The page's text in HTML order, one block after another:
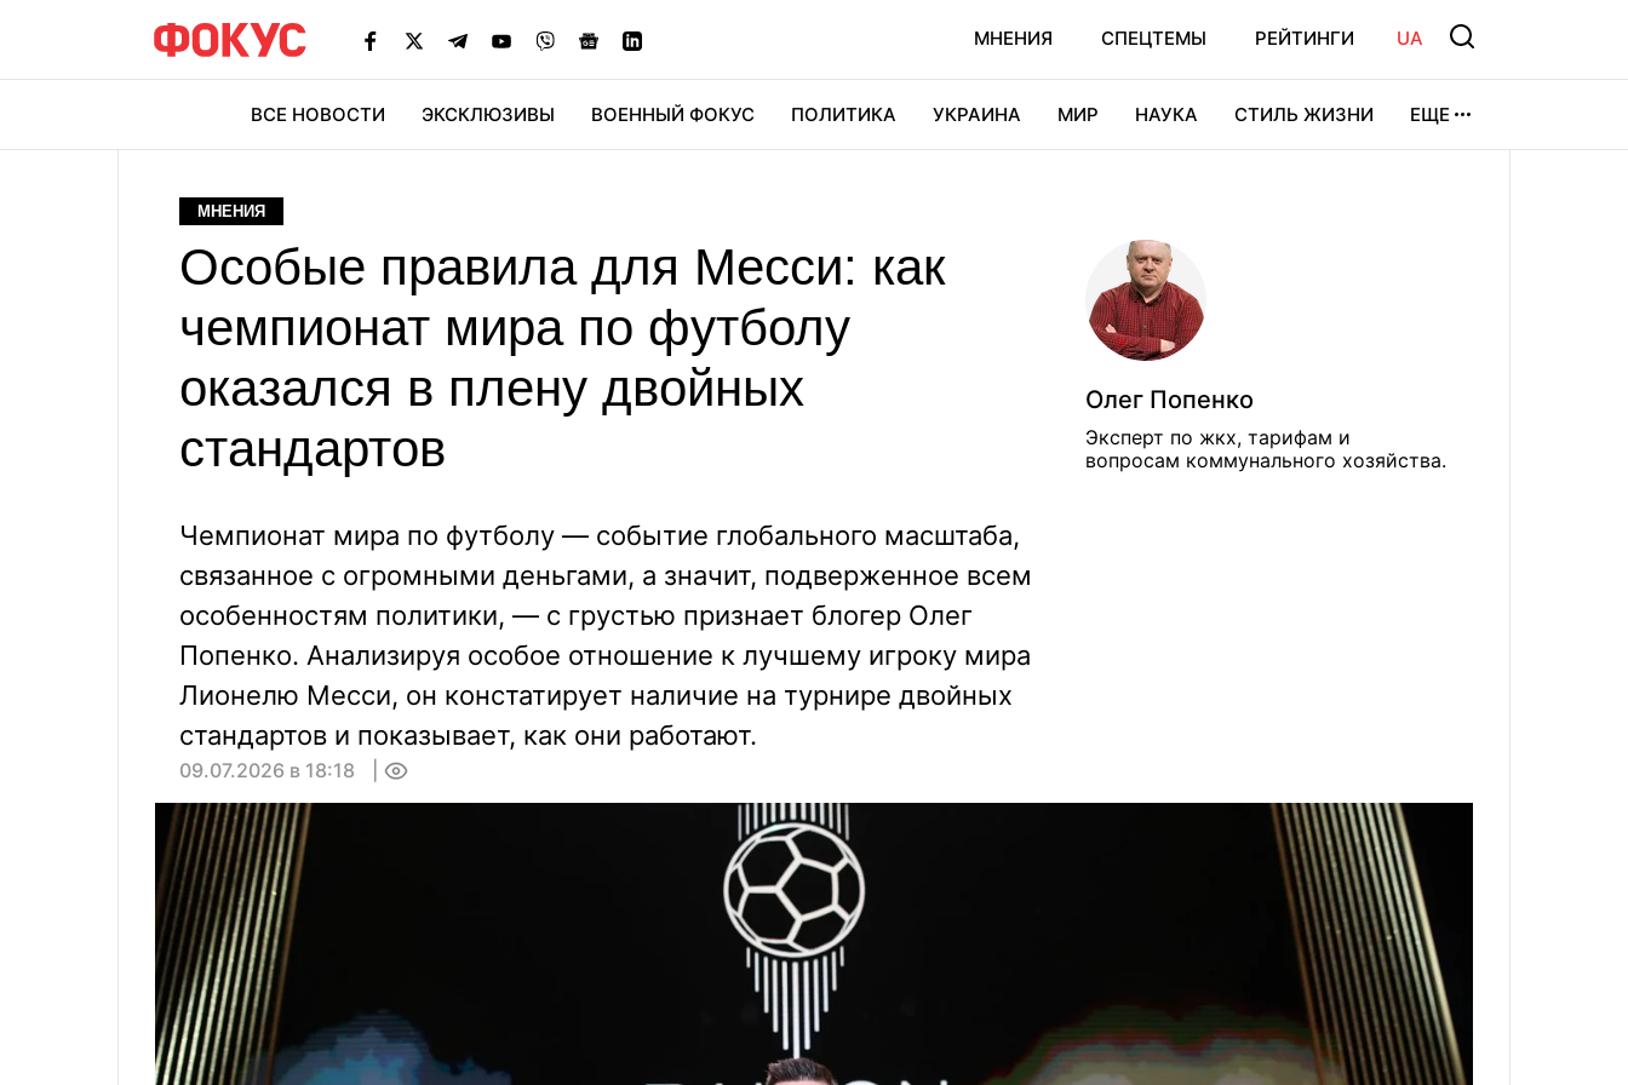
МНЕНИЯ СПЕЦТЕМЫ РЕЙТИНГИ UA
ВСЕ НОВОСТИ ЭКСКЛЮЗИВЫ ВОЕННЫЙ ФОКУС ПОЛИТИКА УКРАИНА МИР НАУКА СТИЛЬ ЖИЗНИ ЕЩЕ
МНЕНИЯ
Особые правила для Месси: как
чемпионат мира по футболу
оказался в плену двойных
стандартов
Чемпионат мира по футболу — событие глобального масштаба,
связанное с огромными деньгами, а значит, подверженное всем
особенностям политики, — с грустью признает блогер Олег
Попенко. Анализируя особое отношение к лучшему игроку мира
Лионелю Месси, он констатирует наличие на турнире двойных
стандартов и показывает, как они работают.
Олег Попенко
Эксперт по жкх, тарифам и
вопросам коммунального хозяйства.
09.07.2026 в 18:18